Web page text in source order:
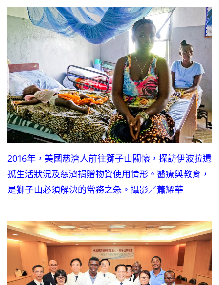
2016年，美國慈濟人前往獅子山關懷，探訪伊波拉遺
孤生活狀況及慈濟捐贈物資使用情形。醫療與教育，
是獅子山必須解決的當務之急。攝影／蕭耀華